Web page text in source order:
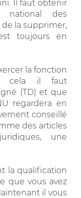
Il faut obtenir
national des
de la supprimer,
toujours en
la fonction
cela il faut
(TD) et que
regardera en
conseillé
des articles
une
la qualification
que vous avez
il vous